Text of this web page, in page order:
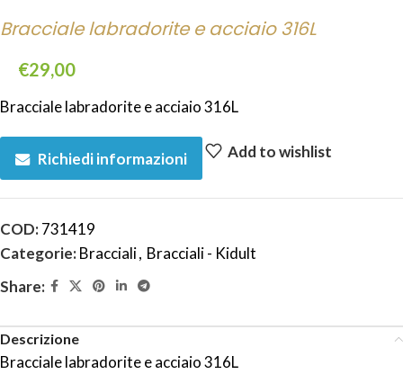
Bracciale labradorite e acciaio 316L
€29,00
Bracciale labradorite e acciaio 316L
Richiedi informazioni Add to wishlist
COD:731419
Categorie:Bracciali, Bracciali - Kidult
Share:
Descrizione
Bracciale labradorite e acciaio 316L